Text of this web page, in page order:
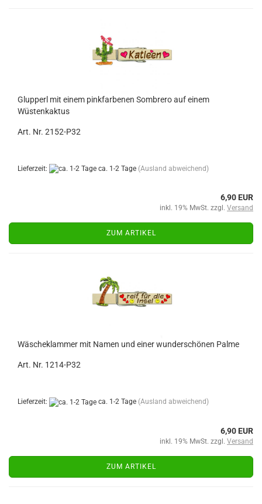
Glupperl mit einem pinkfarbenen Sombrero auf einem
Wüstenkaktus
Art. Nr. 2152-P32
Lieferzeit: ca. 1-2 Tage (Ausland abweichend)
6,90 EUR
inkl. 19% MwSt. zzgl. Versand
ZUM ARTIKEL
Wäscheklammer mit Namen und einer wunderschönen Palme
Art. Nr. 1214-P32
Lieferzeit: ca. 1-2 Tage (Ausland abweichend)
6,90 EUR
inkl. 19% MwSt. zzgl. Versand
ZUM ARTIKEL